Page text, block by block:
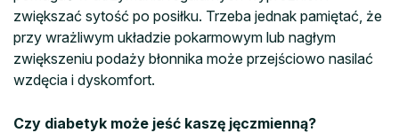
zwiększać sytość po posiłku. Trzeba jednak pamiętać, że
przy wrażliwym układzie pokarmowym lub nagłym
zwiększeniu podaży błonnika może przejściowo nasilać
wzdęcia i dyskomfort.
Czy diabetyk może jeść kaszę jęczmienną?